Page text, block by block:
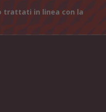
trattati in linea con la